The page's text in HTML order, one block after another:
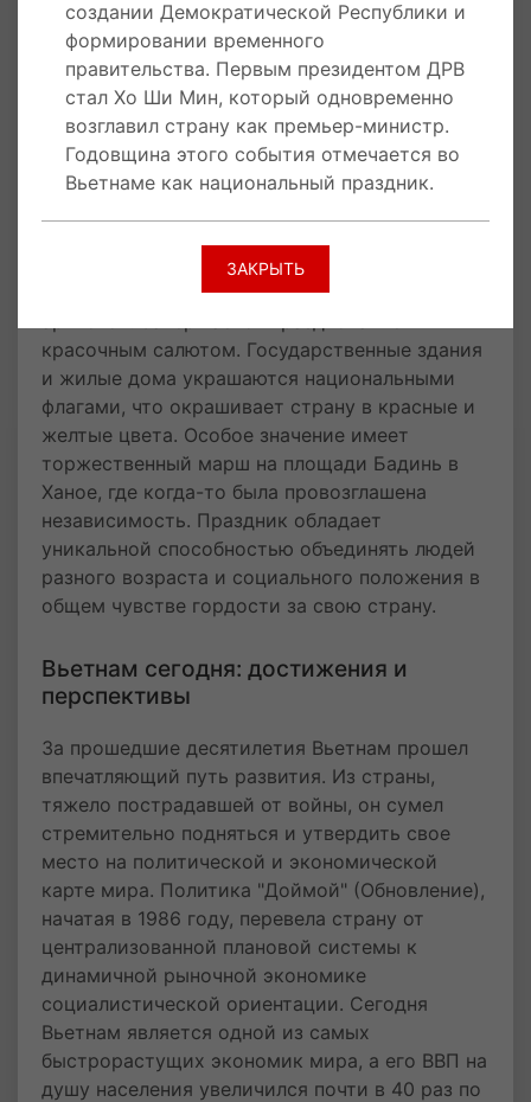
Современные празднования и
традиции
Традиционно в День независимости по всему
Вьетнаму проходят памятные и праздничные
мероприятия. Вспоминают и чтят тех, кто
отдал свою жизнь в борьбе за свободу,
митинги, собрания, народные гуляния с
выступлением творческих коллективов и
красочным салютом. Государственные здания
и жилые дома украшаются национальными
флагами, что окрашивает страну в красные и
желтые цвета. Особое значение имеет
торжественный марш на площади Бадинь в
Ханое, где когда-то была провозглашена
независимость. Праздник обладает
уникальной способностью объединять людей
разного возраста и социального положения в
общем чувстве гордости за свою страну.
Вьетнам сегодня: достижения и
перспективы
За прошедшие десятилетия Вьетнам прошел
впечатляющий путь развития. Из страны,
тяжело пострадавшей от войны, он сумел
стремительно подняться и утвердить свое
место на политической и экономической
карте мира. Политика "Доймой" (Обновление),
начатая в 1986 году, перевела страну от
централизованной плановой системы к
динамичной рыночной экономике
социалистической ориентации. Сегодня
Вьетнам является одной из самых
быстрорастущих экономик мира, а его ВВП на
душу населения увеличился почти в 40 раз по
создании Демократической Республики и
формировании временного
правительства. Первым президентом ДРВ
стал Хо Ши Мин, который одновременно
возглавил страну как премьер-министр.
Годовщина этого события отмечается во
Вьетнаме как национальный праздник.
ЗАКРЫТЬ